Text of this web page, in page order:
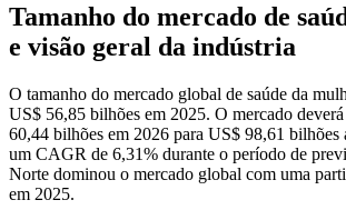
Tamanho do mercado de
e visão geral da indústria
O tamanho do mercado global de saúde da
US$ 56,85 bilhões em 2025. O mercado
60,44 bilhões em 2026 para US$ 98,61 bilhões
um CAGR de 6,31% durante o período de
Norte dominou o mercado global com uma
em 2025.